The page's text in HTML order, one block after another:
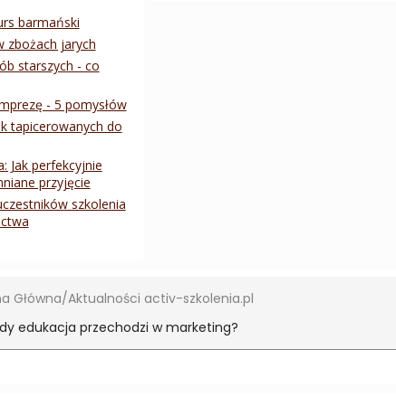
barmański
zbożach jarych
starszych - co
- 5 pomysłów
tapicerowanych do
Jak perfekcyjnie
przyjęcie
szkolenia
Główna Aktualności activ-szkolenia.pl
edukacja przechodzi w marketing?